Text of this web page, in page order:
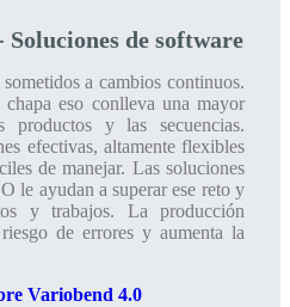
Soluciones de software
a cambios continuos.
eso conlleva una mayor
productos y las secuencias.
efectivas, altamente flexibles
de manejar. Las soluciones
le ayudan a superar ese reto y
y trabajos. La producción
de errores y aumenta la
Variobend 4.0